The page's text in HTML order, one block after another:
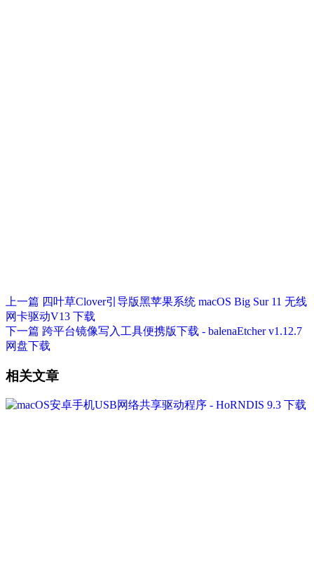
上一篇 四叶草Clover引导版黑苹果系统 macOS Big Sur 11 无线
网卡驱动V13 下载
下一篇 跨平台镜像写入工具便携版下载 - balenaEtcher v1.12.7
网盘下载
相关文章